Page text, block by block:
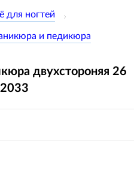
для ногтей
и педикюра
двухстороняя 26